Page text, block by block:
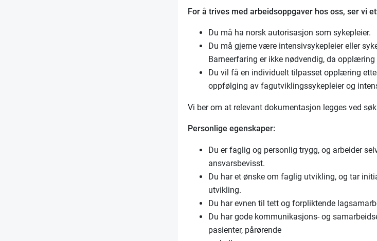
For å trives med arbeidsoppgaver hos oss, ser vi
Du må ha norsk autorisasjon som sykepleier.
Du må gjerne være intensivsykepleier eller
Barneerfaring er ikke nødvendig, da
Du vil få en individuelt tilpasset opplæring
oppfølging av fagutviklingssykepleier og
Vi ber om at relevant dokumentasjon legges ved
Personlige egenskaper:
Du er faglig og personlig trygg, og arbeider
ansvarsbevisst.
Du har et ønske om faglig utvikling, og tar
utvikling.
Du har evnen til tett og forpliktende
Du har gode kommunikasjons- og
pasienter, pårørende